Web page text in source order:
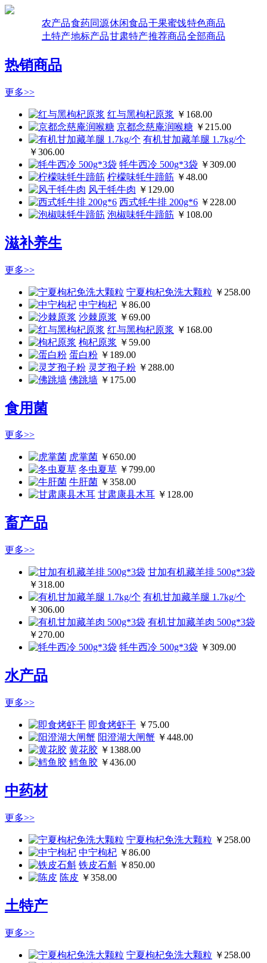
农产品食药同源休闲食品干果蜜饯特色商品
土特产地标产品甘肃特产推荐商品全部商品
热销商品
更多>>
红与黑枸杞原浆 ￥168.00
京都念慈庵润喉糖 ￥215.00
有机甘加藏羊腿 1.7kg/个
￥306.00
牦牛西冷 500g*3袋 ￥309.00
柠檬味牦牛蹄筋 ￥48.00
风干牦牛肉 ￥129.00
西式牦牛排 200g*6 ￥228.00
泡椒味牦牛蹄筋 ￥108.00
滋补养生
更多>>
宁夏枸杞免洗大颗粒 ￥258.00
中宁枸杞 ￥86.00
沙棘原浆 ￥69.00
红与黑枸杞原浆 ￥168.00
枸杞原浆 ￥59.00
蛋白粉 ￥189.00
灵芝孢子粉 ￥288.00
佛跳墙 ￥175.00
食用菌
更多>>
虎掌菌 ￥650.00
冬虫夏草 ￥799.00
牛肝菌 ￥358.00
甘肃康县木耳 ￥128.00
畜产品
更多>>
甘加有机藏羊排 500g*3袋
￥318.00
有机甘加藏羊腿 1.7kg/个
￥306.00
有机甘加藏羊肉 500g*3袋
￥270.00
牦牛西冷 500g*3袋 ￥309.00
水产品
更多>>
即食烤虾干 ￥75.00
阳澄湖大闸蟹 ￥448.00
黄花胶 ￥1388.00
鳕鱼胶 ￥436.00
中药材
更多>>
宁夏枸杞免洗大颗粒 ￥258.00
中宁枸杞 ￥86.00
铁皮石斛 ￥850.00
陈皮 ￥358.00
土特产
更多>>
宁夏枸杞免洗大颗粒 ￥258.00